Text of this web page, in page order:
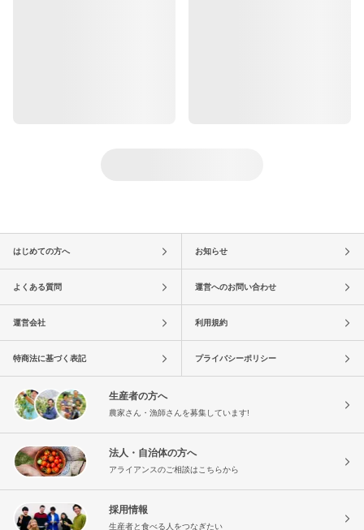
はじめての方へ お知らせ
よくある質問 運営へのお問い合わせ
運営会社 利用規約
特商法に基づく表記 プライバシーポリシー
生産者の方へ
農家さん・漁師さんを募集しています!
法人・自治体の方へ
アライアンスのご相談はこちらから
採用情報
生産者と食べる人をつなぎたい